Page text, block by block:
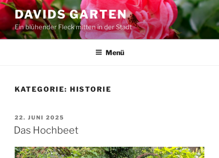
Zum
Inhalt
springen
DAVIDS GARTEN
Ein blühender Fleck mitten in der Stadt
Menü
KATEGORIE: HISTORIE
VERÖFFENTLICHT
AM
22. JUNI 2025
Das Hochbeet